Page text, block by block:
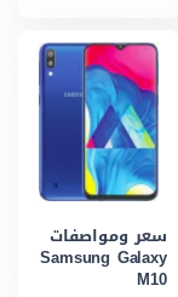
سعر ومواصفات
Samsung Galaxy
M10